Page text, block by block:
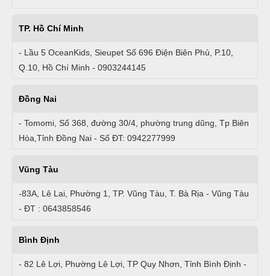
TP. Hồ Chí Minh
- Lầu 5 OceanKids, Sieupet Số 696 Điện Biên Phủ, P.10,
Q.10, Hồ Chí Minh - 0903244145
Đồng Nai
- Tomomi, Số 368, đường 30/4, phường trung dũng, Tp Biên
Hòa,Tỉnh Đồng Nai - Số ĐT: 0942277999
Vũng Tàu
-83A, Lê Lai, Phường 1, TP. Vũng Tàu, T. Bà Rịa - Vũng Tàu
- ĐT : 0643858546
Bình Định
- 82 Lê Lợi, Phường Lê Lợi, TP Quy Nhơn, Tỉnh Bình Định -